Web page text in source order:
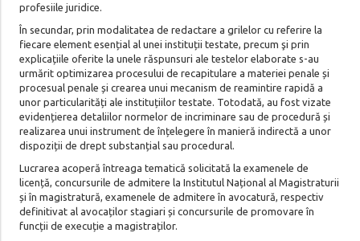
profesiile juridice.
În secundar, prin modalitatea de redactare a grilelor cu referire la
fiecare element esențial al unei instituții testate, precum şi prin
explicațiile oferite la unele răspunsuri ale testelor elaborate s-au
urmărit optimizarea procesului de recapitulare a materiei penale și
procesual penale și crearea unui mecanism de reamintire rapidă a
unor particularități ale instituțiilor testate. Totodată, au fost vizate
evidențierea detaliilor normelor de incriminare sau de procedură și
realizarea unui instrument de înțelegere în manieră indirectă a unor
dispoziții de drept substanțial sau procedural.
Lucrarea acoperă întreaga tematică solicitată la examenele de
licență, concursurile de admitere la Institutul Național al Magistraturii
și în magistratură, examenele de admitere în avocatură, respectiv
definitivat al avocaților stagiari și concursurile de promovare în
funcții de execuție a magistraților.